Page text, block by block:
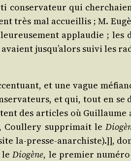
conser­va­teur qui
très mal accueillis ; M.
applau­die ; les
jus­qu’a­lors sui­vi les
et une vague
et qui, tout en se
des articles où
Coul­le­ry sup­pri­mait le
la-presse-anar­chiste).]],
leDio­gène, le pre­mier